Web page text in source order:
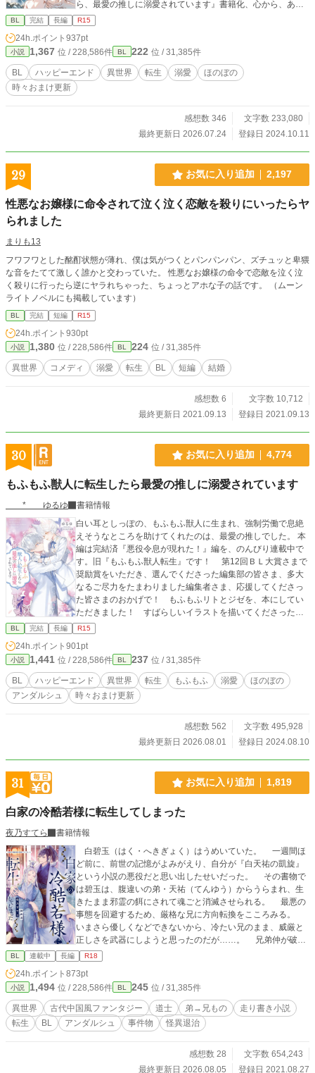
ら、最愛の推しに溺愛されています』書籍化、心から、あり
がとうございます！ ふたりの動画をつくりました！ もしよか
ったら、プロフのwebサイトからどうぞです！ 表紙や動画に
はAIを使っていますが、小説にはAIを使っておりません
BL 完結 長編 R15
24h.ポイント 937pt
小説 1,367 位 / 228,586件 BL 222 位 / 31,385件
BL ハッピーエンド 異世界 転生 溺愛
ほのぼの
時々おまけ更新
感想数 346
文字数 233,080
最終更新日 2026.07.24
登録日 2024.10.11
29 お気に入り追加 2,197
性悪なお嬢様に命令されて泣く泣く恋敵を殺りにいったらヤ
られました
まりも13
フワフワとした酩酊状態が薄れ、僕は気がつくとパンパンパン、ズチュッと卑猥
な音をたてて激しく誰かと交わっていた。 性悪なお嬢様の命令で恋敵を泣く泣
く殺りに行ったら逆にヤラれちゃった、ちょっとアホな子の話です。 （ムーン
ライトノベルにも掲載しています）
BL 完結 短編 R15
24h.ポイント 930pt
小説 1,380 位 / 228,586件 BL 224 位 / 31,385件
異世界 コメディ 溺愛 転生 BL 短編 結婚
感想数 6
文字数 10,712
最終更新日 2021.09.13
登録日 2021.09.13
30 お気に入り追加 4,774
もふもふ獣人に転生したら最愛の推しに溺愛されています
* ゆるゆ
書籍情報
白い耳としっぽの、もふもふ獣人に生まれ、強制労働で息絶
えそうなところを助けてくれたのは、最愛の推しでした。 本
編は完結済『悪役令息が現れた！』編を、のんびり連載中で
す。旧『もふもふ獣人転生』です！ 第12回ＢＬ大賞さまで
奨励賞をいただき、選んでくださった編集部の皆さま、多大
なるご尽力をたまわりました編集者さま、応援してくださっ
た皆さまのおかげで！ もふもふリトとジゼを、本にしてい
ただきました！ すばらしいイラストを描いてくださったの
はサマミヤアカザさまです。 web版３人称から書籍１人称に
なり、折れた肩で（笑）ほぼ全文書き直し、新しいエピソー
ドがたくさん入って３７６Pです。 ①書店さま（アニメイト
チェーン各店（一部店舗を除く）、首都圏の一部書店 さま）
の共通特典は、おまけのお話の投票で1位に輝きました！ ゲ
オセバがリトを応援するお話で、１３８７字、登場人物紹介
が表に印刷されたハガキサイズのイラストカードです。アニ
ジゼリトレォンで、お菓子づくりのお話で、６４３１字の小
な、お詫びがございます！ ①私がお伝えし忘れたため、登場
人物紹介のセバに、眼鏡がありません！ ②最終稿の修正が私
書籍p262 後ろから４行目 テデの台詞が 正『お気をつけく
ださい』が 誤『気をつけください』に 書籍p274 １行目
誤『レォンの瞳が、やさしくほそくなる。。』句点が２つに
電子書籍、レンタルのみ 空白抜け p124 後ろから６行目
正『のばしゅ！ お肉』が 誤『のばしゅ！お肉』に すべて
の書籍 書籍p283 後ろから６行目 正『ゲォルグ・ディア・
ジェディス』が 誤『ゲォルグ・ディオ・ジェディス』に こ
れはエラーで吹き飛んだ訳ではなく、全く気づいていません
でした、ごめんなさい……！ p239 最終行 『腕輪』が『ブ
レスレット』 カタカナ変換忘れ ごめんなさい！ 今後、増刷
の機会があれば修正予定です。 誠に、誠に、申しわけござい
ません！ でも眼鏡のないセバはとてもかっこ可愛く！ ほぼ
たので！ もしよかったら無料部分だけでも楽しんでくださっ
たら、とても、とてもうれしいです！ 皆の動画はプロフのW
ebサイトからどうぞです！ 動画にはAIを使っていますが、小
説にはAIを使っておりません 書籍にAI絵は一切ございません
BL 完結 長編 R15
24h.ポイント 901pt
小説 1,441 位 / 228,586件 BL 237 位 / 31,385件
BL ハッピーエンド 異世界 転生 もふもふ 溺愛
ほのぼの
アンダルシュ
時々おまけ更新
感想数 562
文字数 495,928
最終更新日 2026.08.01
登録日 2024.08.10
31 お気に入り追加 1,819
白家の冷酷若様に転生してしまった
夜乃すてら
書籍情報
白碧玉（はく・へきぎょく）はうめいていた。 一週間ほ
ど前に、前世の記憶がよみがえり、自分が『白天祐の凱旋』
という小説の悪役だと思い出したせいだった。 その書物で
は碧玉は、腹違いの弟・天祐（てんゆう）からうらまれ、生
きたまま邪霊の餌にされて魂ごと消滅させられる。 最悪の
事態を回避するため、厳格な兄に方向転換をこころみる。
いまさら優しくなどできないから、冷たい兄のまま、威厳と
正しさを武器にしようと思ったのだが……。 兄弟仲が破滅
するのを回避すればいいだけなのに、なぜか天祐は碧玉にな
つきはじめ……？ ※弟→兄ものです。（カップリング固
定〜） ※なんちゃって中華風ファンタジー小説です。 ※自分
できづいた時に修正するので、誤字脱字の報告は不要です。
◆2022年5月に、アンダルシュのほうで書籍化しました。
本編５万字＋番外編５万字の、約10万字加筆しておりますの
で、既読の方もお楽しみいただけるかと思います。 ※書籍
子――従兄弟であり、養子になったという設定に変わってい
BL 連載中 長編 R18
24h.ポイント 873pt
小説 1,494 位 / 228,586件 BL 245 位 / 31,385件
異世界 古代中国風ファンタジー 道士 弟→兄もの
走り書き小説
転生
BL アンダルシュ 事件物 怪異退治
感想数 28
文字数 654,243
最終更新日 2026.08.05
登録日 2021.08.27